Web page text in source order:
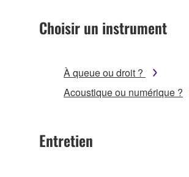
Choisir un instrument
À queue ou droit ?
Acoustique ou numérique ?
Entretien